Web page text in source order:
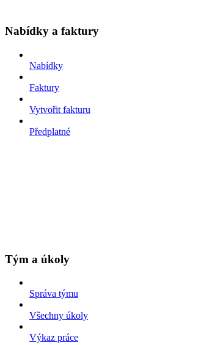
Nabídky a faktury
Nabídky
Faktury
Vytvořit fakturu
Předplatné
Tým a úkoly
Správa týmu
Všechny úkoly
Výkaz práce